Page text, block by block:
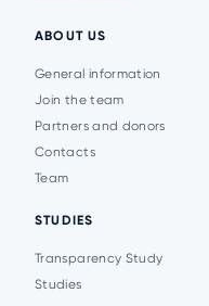
ABOUT US
General information
Join the team
Partners and donors
Contacts
Team
STUDIES
Transparency Study
Studies